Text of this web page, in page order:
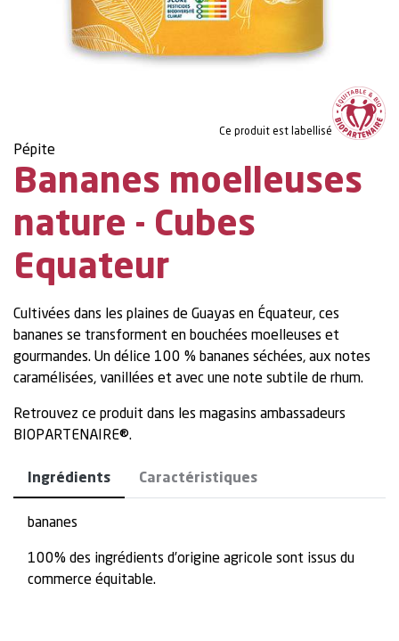
Ce produit est labellisé
Pépite
Bananes moelleuses
nature - Cubes
Equateur
Cultivées dans les plaines de Guayas en Équateur, ces
bananes se transforment en bouchées moelleuses et
gourmandes. Un délice 100 % bananes séchées, aux notes
caramélisées, vanillées et avec une note subtile de rhum.
Retrouvez ce produit dans les magasins ambassadeurs
BIOPARTENAIRE®.
Ingrédients Caractéristiques
bananes
100% des ingrédients d’origine agricole sont issus du
commerce équitable.